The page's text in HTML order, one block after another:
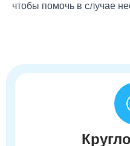
чтобы помочь в случае